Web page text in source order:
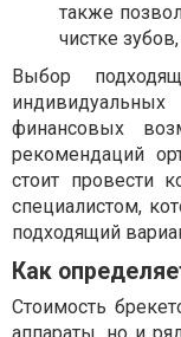
также
чистке
Выбор
финансовых
рекомендаций
стоит провести
специалистом,
подходящий
Как
Стоимость